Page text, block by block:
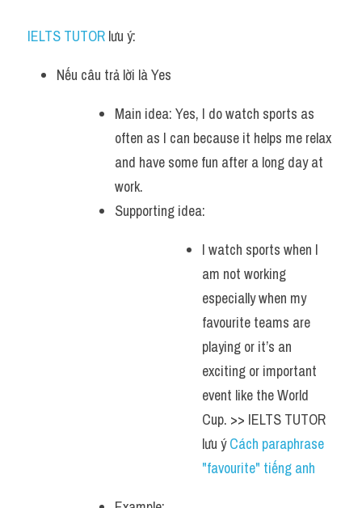
IELTS TUTOR lưu ý:
Nếu câu trả lời là Yes
Main idea: Yes, I do watch sports as
often as I can because it helps me relax
and have some fun after a long day at
work.
Supporting idea:
I watch sports when I
am not working
especially when my
favourite teams are
playing or it’s an
exciting or important
event like the World
Cup. >> IELTS TUTOR
lưu ý Cách paraphrase
"favourite" tiếng anh